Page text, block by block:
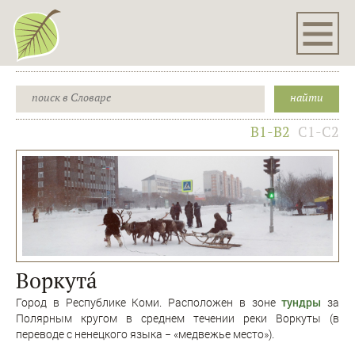
B1-B2 C1-C2
Воркутá
Город в Республике Коми. Расположен в зонетундры за
Полярным кругом в среднем течении реки Воркуты (в
переводе с ненецкого языка − «медвежье место»).